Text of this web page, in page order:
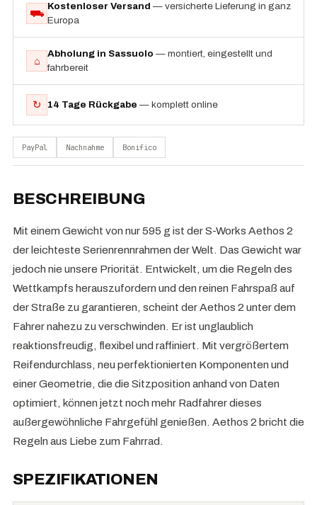
⛟
Kostenloser Versand — versicherte Lieferung in ganz
Europa
⌂
Abholung in Sassuolo — montiert, eingestellt und
fahrbereit
↻ 14 Tage Rückgabe — komplett online
PayPal Nachnahme Bonifico
BESCHREIBUNG
Mit einem Gewicht von nur 595 g ist der S-Works Aethos 2
der leichteste Serienrennrahmen der Welt. Das Gewicht war
jedoch nie unsere Priorität. Entwickelt, um die Regeln des
Wettkampfs herauszufordern und den reinen Fahrspaß auf
der Straße zu garantieren, scheint der Aethos 2 unter dem
Fahrer nahezu zu verschwinden. Er ist unglaublich
reaktionsfreudig, flexibel und raffiniert. Mit vergrößertem
Reifendurchlass, neu perfektionierten Komponenten und
einer Geometrie, die die Sitzposition anhand von Daten
optimiert, können jetzt noch mehr Radfahrer dieses
außergewöhnliche Fahrgefühl genießen. Aethos 2 bricht die
Regeln aus Liebe zum Fahrrad.
SPEZIFIKATIONEN